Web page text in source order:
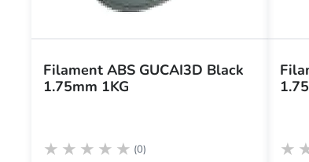
Filament ABS GUCAI3D Black
1.75mm 1KG
(0)